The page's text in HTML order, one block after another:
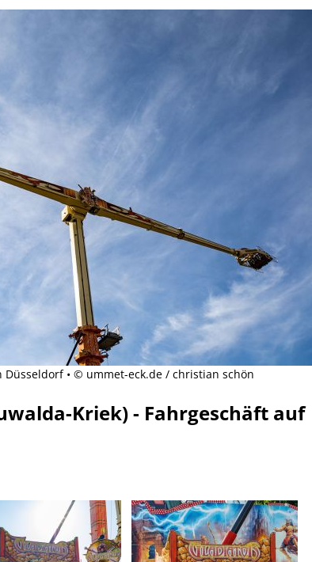
• © ummet-eck.de / christian schön
Kriek) - Fahrgeschäft auf